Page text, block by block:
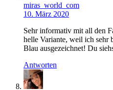
miras_world_com
10. März 2020
Sehr informativ mit all den
helle Variante, weil ich sehr
Blau ausgezeichnet! Du
Antworten